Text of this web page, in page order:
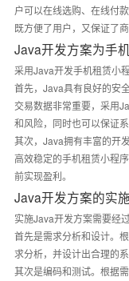
户可以在线选购、在线付
既方便了用户，又保证了
Java开发方案为手
采用Java开发手机租赁小
首先，Java具有良好的安
交易数据非常重要，采用
和风险，同时也可以保证
其次，Java拥有丰富的开
高效稳定的手机租赁小程
前实现盈利。
Java开发方案的实
实施Java开发方案需要经
首先是需求分析和设计。
求分析，并设计出合理的
其次是编码和测试。根据